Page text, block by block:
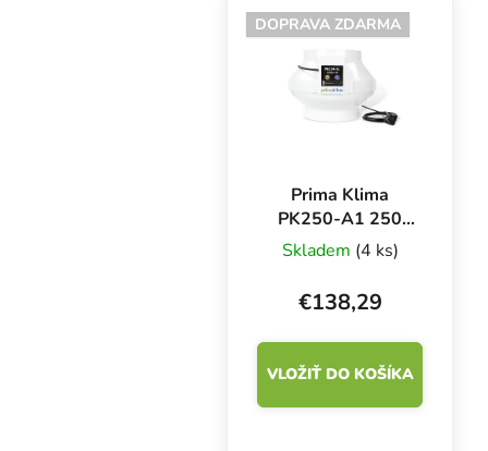
DOPRAVA ZDARMA
Prima Klima
PK250-A1 250
mm - 1050 m3/h,
jednorýchlostný
ventilátor
Skladem (4 ks)
€138,29
VLOŽIŤ DO KOŠÍKA